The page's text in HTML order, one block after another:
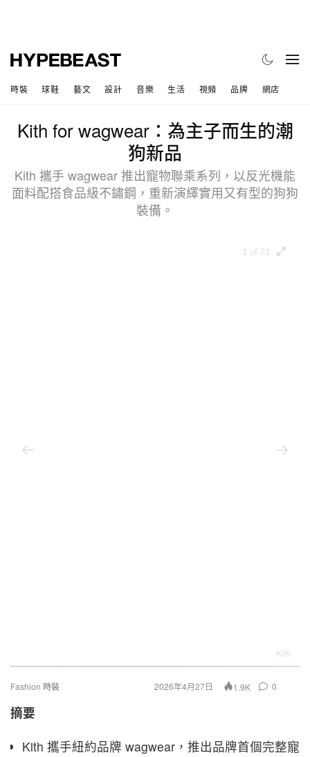
時裝 球鞋 藝文 設計 音樂 生活 視頻 品牌 網店
Kith for wagwear：為主子而生的潮
狗新品
Kith 攜手 wagwear 推出寵物聯乘系列，以反光機能
面料配搭食品級不鏽鋼，重新演繹實用又有型的狗狗
裝備。
1 of 21
Kith
Fashion 時裝 2026年4月27日 1.9K 0
摘要
Kith 攜手紐約品牌 wagwear，推出品牌首個完整寵